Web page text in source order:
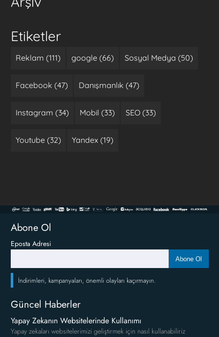
Etiketler
Reklam (111) google (66) Sosyal Medya (50)
Facebook (47) Danışmanlık (47)
Instagram (34) Mobil (33) SEO (33)
Youtube (32) Yandex (19)
Abone Ol
Eposta Adresi
Abone Ol
İndirimleri, kampanyaları, önemli olayları kaçırmayın.
Güncel Haberler
Yapay Zekanın Websitelerinde Kullanımı
Yapay zekaları websitelerimizi geliştirmek için nasıl kullanabiliriz